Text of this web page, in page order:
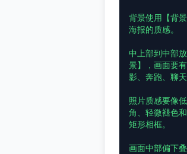
背景使用【背
海报的质感。
中上部到中部
景】，画面要
影、奔跑、聊
照片质感要像
角、轻微褪色
矩形相框。
画面中部偏下